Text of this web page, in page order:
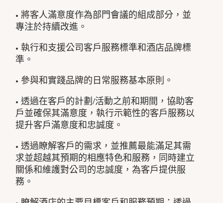
• 將客人滿意度作為部門會議的組成部分，並
專注於持續改進。
• 執行和支援公司客戶服務標準和酒店品牌標
準。
• 參與和實踐品牌的日常服務基本原則。
• 透過在客戶的計劃/活動之前和期間，協助客
戶並確保其滿意度，執行示範性的客戶服務以
提升客戶滿意度和忠誠度。
• 透過瞭解客戶的需求，並推薦最能滿足其需
求並超越其預期的相應特色和服務，同時建立
關係和維護對公司的忠誠度，為客戶提供服
務。